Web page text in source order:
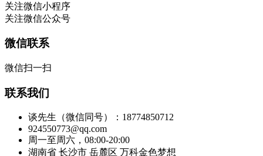
关注微信小程序
关注微信公众号
微信联系
微信扫一扫
联系我们
谈先生（微信同号）：18774850712
924550773@qq.com
周一至周六，08:00-20:00
湖南省 长沙市 岳麓区 万科金色梦想